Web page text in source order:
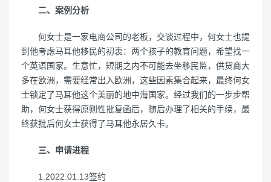
二、案例分析
何女士是一家电商公司的老板，交谈过程中，何女士也提
到他考虑马耳他移民的初衷：两个孩子的教育问题，希望找一
个英语国家。生意忙，短期之内不可能去坐移民监，供货商大
多在欧洲，需要经常出入欧洲，这些因素集合起来，最终何女
士锁定了马耳他这个美丽的地中海国家。经过我们的一步步帮
助，何女士获得原则性批复函后，随后办理了相关的手续，最
终获批后何女士获得了马耳他永居久卡。
三、申请进程
1.2022.01.13签约